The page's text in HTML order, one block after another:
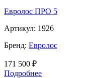
Евролос ПРО 5
Артикул: 1926
Бренд: Евролос
171 500 ₽
Подробнее